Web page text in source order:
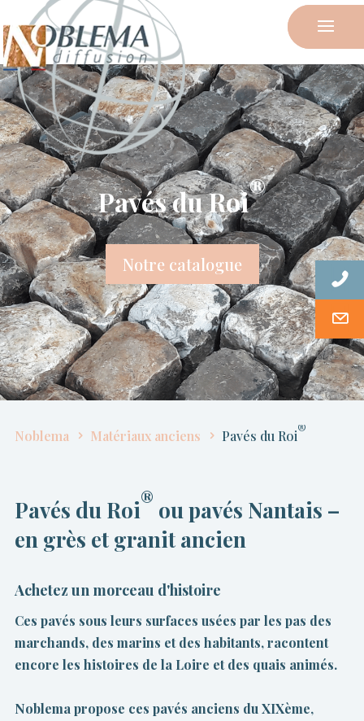
Pavés du Roi®
Notre catalogue
Noblema Matériaux anciens Pavés du Roi®
Pavés du Roi® ou pavés Nantais –
en grès et granit ancien
Achetez un morceau d'histoire
Ces pavés sous leurs surfaces usées par les pas des
marchands, des marins et des habitants, racontent
encore les histoires de la Loire et des quais animés.
Noblema propose ces pavés anciens du XIXème,